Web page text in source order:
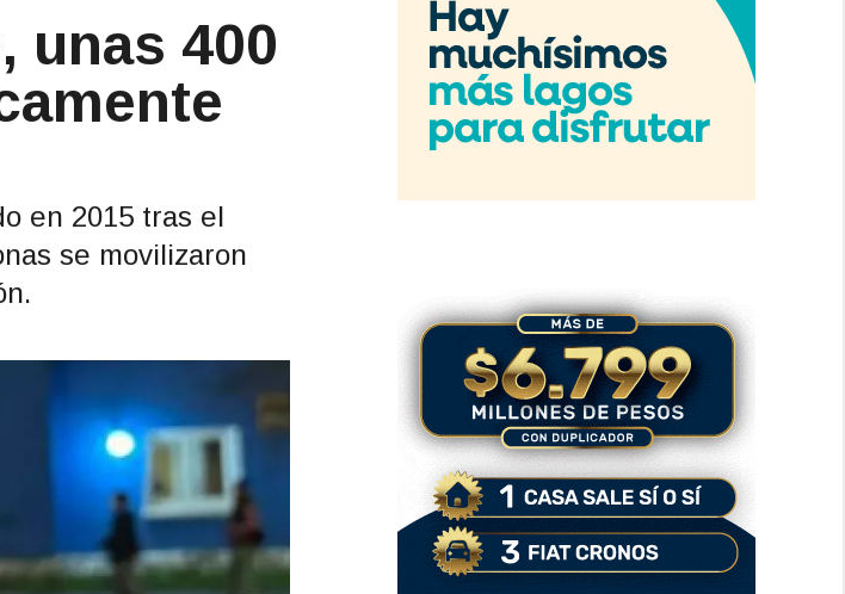
unas 400
en 2015 tras el
se movilizaron